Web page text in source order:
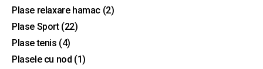
Plase relaxare hamac (2)
Plase Sport(22)
Plase tenis (4)
Plasele cu nod (1)